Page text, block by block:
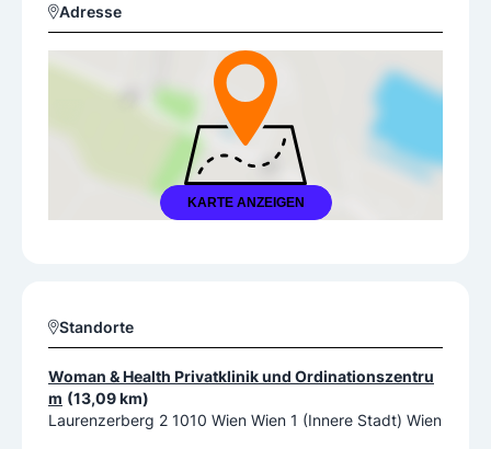
Adresse
KARTE ANZEIGEN
Standorte
Woman & Health Privatklinik und Ordinationszentru
m (13,09 km)
Laurenzerberg 2 1010 Wien Wien 1 (Innere Stadt) Wien